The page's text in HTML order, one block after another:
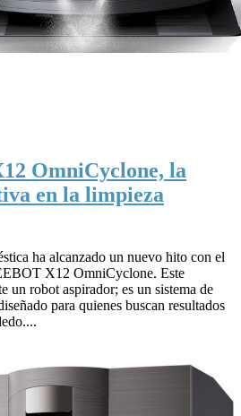
OmniCyclone, la
en la limpieza
ha alcanzado un nuevo hito con el
X12 OmniCyclone. Este
un robot aspirador; es un sistema de
para quienes buscan resultados